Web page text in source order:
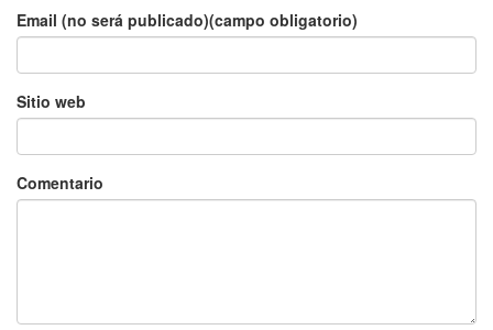
Email (no será publicado)(campo obligatorio)
Sitio web
Comentario